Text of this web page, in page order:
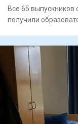
Все 65
получили